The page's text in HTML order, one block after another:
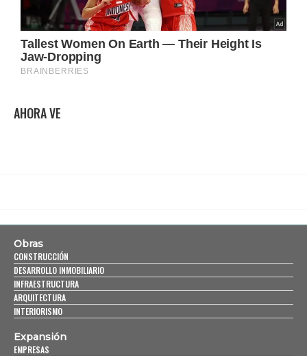
AHORA VE
Obras
CONSTRUCCIÓN
DESARROLLO INMOBILIARIO
INFRAESTRUCTURA
ARQUITECTURA
INTERIORISMO
Expansión
EMPRESAS